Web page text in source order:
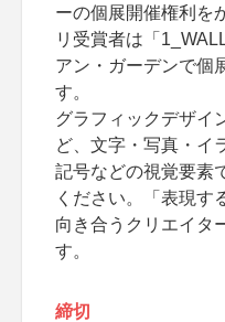
ーの個展開催権利を
リ受賞者は「
アン・ガーデンで個
す。
グラフィックデザイ
ど、文字・写真・イ
記号などの視覚要素
ください。「表現す
向き合うクリエイタ
す。
締切